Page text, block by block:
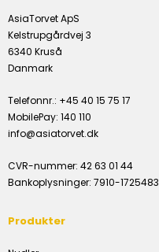
AsiaTorvet ApS
Kelstrupgårdvej 3
6340 Kruså
Danmark
Telefonnr.: +45 40 15 75 17
MobilePay: 140 110
info@asiatorvet.dk
CVR-nummer: 42 63 01 44
Bankoplysninger: 7910-1725483
Produkter